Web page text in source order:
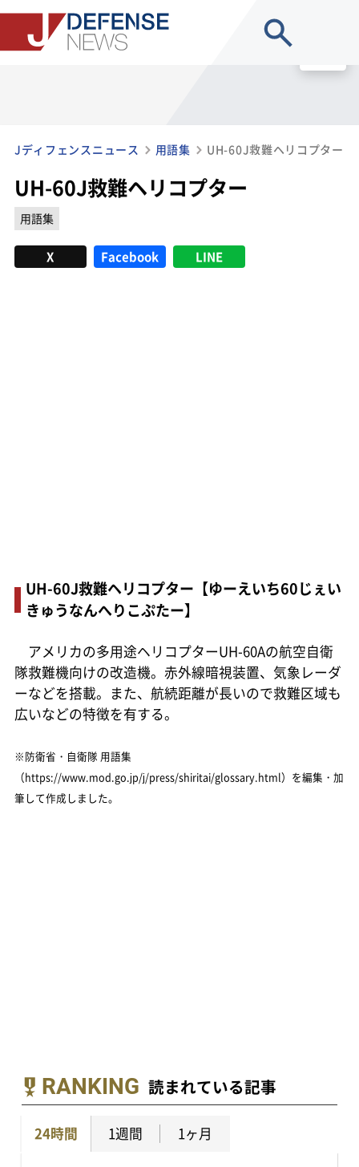
Jディフェンスニュース 用語集 UH-60J救難ヘリコプター
UH-60J救難ヘリコプター
用語集
X Facebook LINE
UH-60J救難ヘリコプター【ゆーえいち60じぇい
きゅうなんへりこぷたー】
アメリカの多用途ヘリコプターUH-60Aの航空自衛
隊救難機向けの改造機。赤外線暗視装置、気象レーダ
ーなどを搭載。また、航続距離が長いので救難区域も
広いなどの特徴を有する。
※防衛省・自衛隊 用語集
（https://www.mod.go.jp/j/press/shiritai/glossary.html）を編集・加
筆して作成しました。
RANKING 読まれている記事
24時間 1週間 1ヶ月